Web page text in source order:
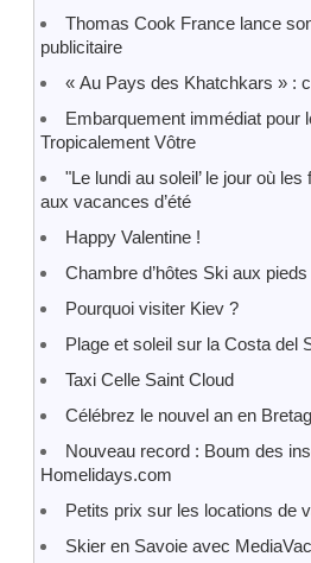
Thomas Cook France lance
publicitaire
« Au Pays des Khatchkars » :
Embarquement immédiat pour
Tropicalement Vôtre
"Le lundi au soleil’ le jour où
aux vacances d’été
Happy Valentine !
Chambre d’hôtes Ski aux
Pourquoi visiter Kiev ?
Plage et soleil sur la Costa del
Taxi Celle Saint Cloud
Célébrez le nouvel an en
Nouveau record : Boum des
Homelidays.com
Petits prix sur les locations de
Skier en Savoie avec